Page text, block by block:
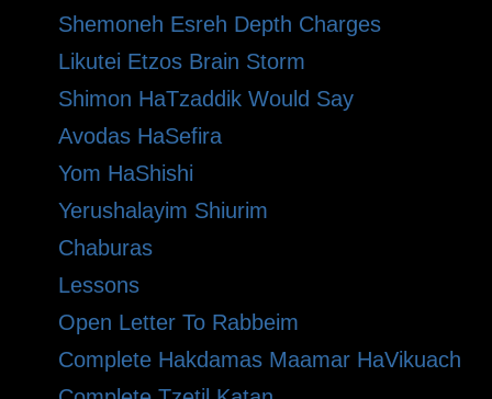
Shemoneh Esreh Depth Charges
Likutei Etzos Brain Storm
Shimon HaTzaddik Would Say
Avodas HaSefira
Yom HaShishi
Yerushalayim Shiurim
Chaburas
Lessons
Open Letter To Rabbeim
Complete Hakdamas Maamar HaVikuach